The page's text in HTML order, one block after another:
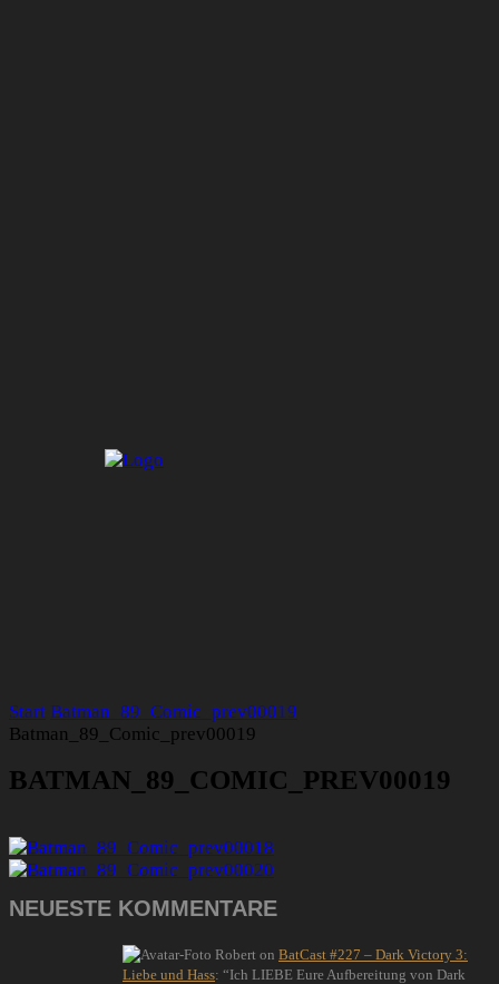
Start Batman_89_Comic_prev00019
Batman_89_Comic_prev00019
BATMAN_89_COMIC_PREV00019
NEUESTE KOMMENTARE
Robert on BatCast #227 – Dark Victory 3:
Liebe und Hass: “Ich LIEBE Eure Aufbereitung von Dark